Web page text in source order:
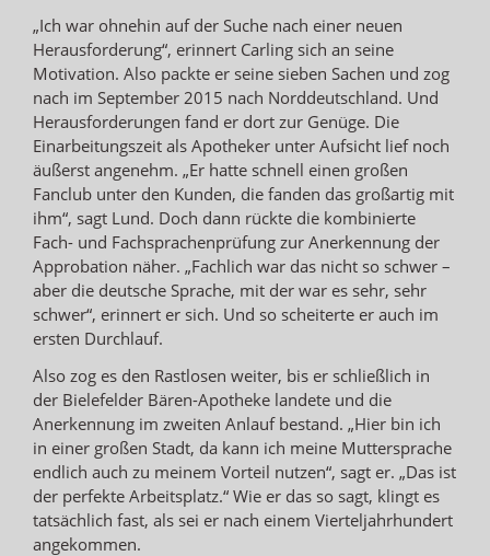
„Ich war ohnehin auf der Suche nach einer neuen
Herausforderung“, erinnert Carling sich an seine
Motivation. Also packte er seine sieben Sachen und zog
nach im September 2015 nach Norddeutschland. Und
Herausforderungen fand er dort zur Genüge. Die
Einarbeitungszeit als Apotheker unter Aufsicht lief noch
äußerst angenehm. „Er hatte schnell einen großen
Fanclub unter den Kunden, die fanden das großartig mit
ihm“, sagt Lund. Doch dann rückte die kombinierte
Fach- und Fachsprachenprüfung zur Anerkennung der
Approbation näher. „Fachlich war das nicht so schwer –
aber die deutsche Sprache, mit der war es sehr, sehr
schwer“, erinnert er sich. Und so scheiterte er auch im
ersten Durchlauf.
Also zog es den Rastlosen weiter, bis er schließlich in
der Bielefelder Bären-Apotheke landete und die
Anerkennung im zweiten Anlauf bestand. „Hier bin ich
in einer großen Stadt, da kann ich meine Muttersprache
endlich auch zu meinem Vorteil nutzen“, sagt er. „Das ist
der perfekte Arbeitsplatz.“ Wie er das so sagt, klingt es
tatsächlich fast, als sei er nach einem Vierteljahrhundert
angekommen.